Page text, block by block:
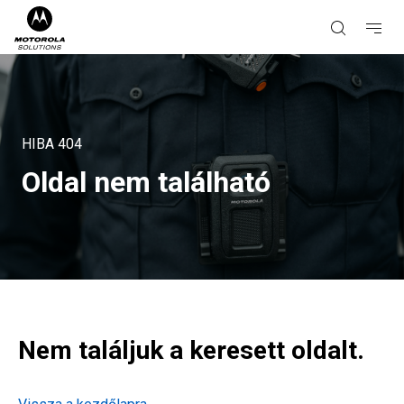
HIBA 404
Oldal nem található
Nem találjuk a keresett oldalt.